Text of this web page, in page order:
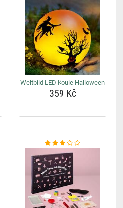
Weltbild LED Koule Halloween
359 Kč